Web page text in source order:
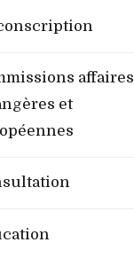
affaires
et